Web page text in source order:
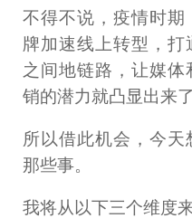
不得不说，疫情时期
牌加速线上转型，打
之间地链路，让媒
销的潜力就凸显出来了
所以借此机会，今
那些事。
我将从以下三个维度